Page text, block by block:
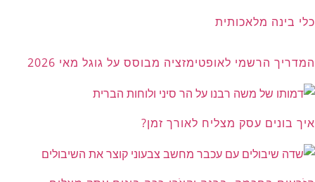
כלי בינה מלאכותית
המדריך הרשמי לאופטימזציה מבוסס על גוגל מאי 2026
איך בונים עסק מצליח לאורך זמן?